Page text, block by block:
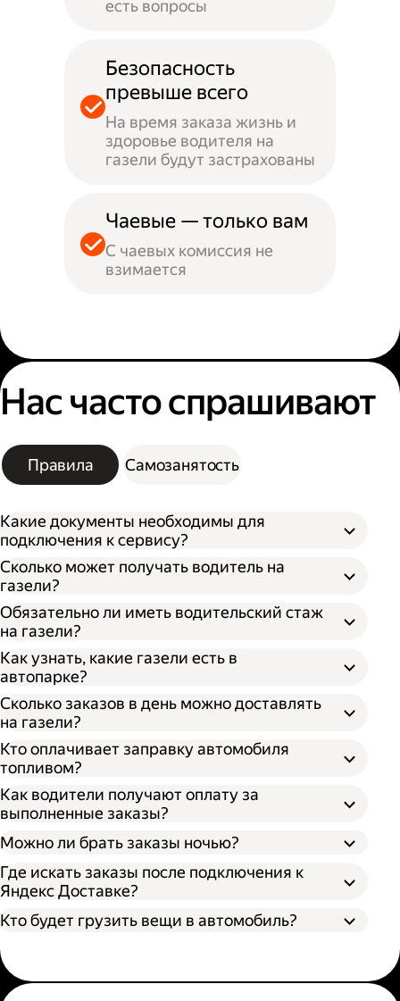
есть вопросы
Безопасность
превыше всего
На время заказа жизнь и
здоровье водителя на
газели будут застрахованы
Чаевые — только вам
С чаевых комиссия не
взимается
Нас часто спрашивают
Правила Самозанятость
Какие документы необходимы для
подключения к сервису?
Сколько может получать водитель на
газели?
Обязательно ли иметь водительский стаж
на газели?
Как узнать, какие газели есть в
автопарке?
Сколько заказов в день можно доставлять
на газели?
Кто оплачивает заправку автомобиля
топливом?
Как водители получают оплату за
выполненные заказы?
Можно ли брать заказы ночью?
Где искать заказы после подключения к
Яндекс Доставке?
Кто будет грузить вещи в автомобиль?